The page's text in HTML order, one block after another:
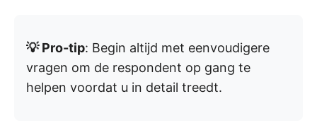
💡 Pro-tip: Begin altijd met eenvoudigere
vragen om de respondent op gang te
helpen voordat u in detail treedt.